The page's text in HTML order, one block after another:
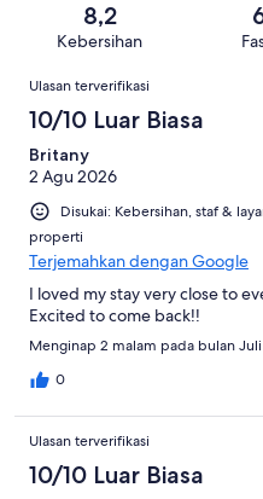
dari
ulasan
8,2
Kebersihan
Ulasan
Ulasan terverifikasi
10/10 Luar Biasa
Britany
2 Agu 2026
Disukai: Kebersihan, staf &
properti
Terjemahkan dengan Google
I loved my stay very close to
Excited to come back!!
Menginap 2 malam pada bulan
0
Ulasan terverifikasi
10/10 Luar Biasa